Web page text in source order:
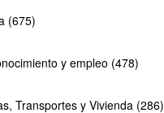
(675)
y empleo (478)
Transportes y Vivienda (286)